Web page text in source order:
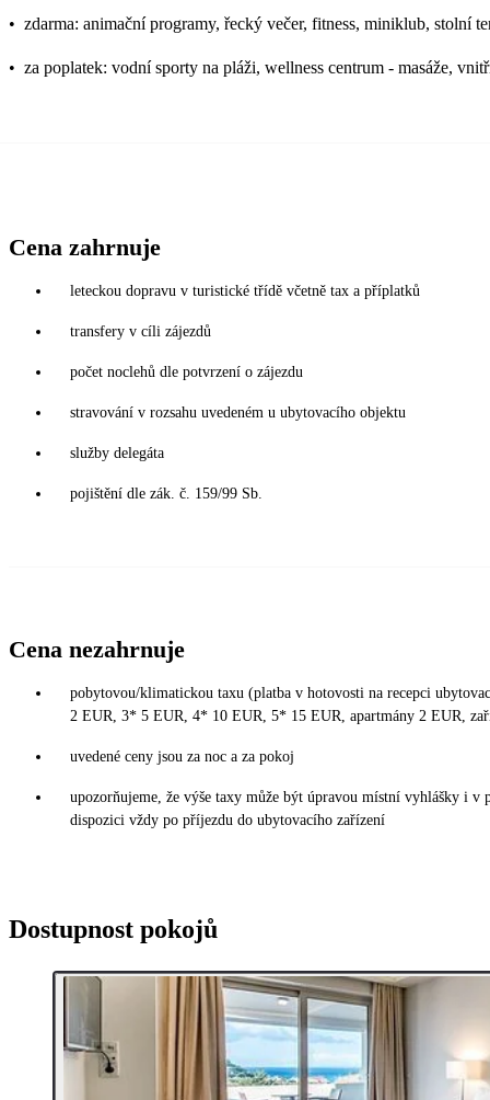
• zdarma: animační programy, řecký večer, fitness, miniklub, stolní
• za poplatek: vodní sporty na pláži, wellness centrum - masáže,
Cena zahrnuje
leteckou dopravu v turistické třídě včetně tax a příplatků
transfery v cíli zájezdů
počet noclehů dle potvrzení o zájezdu
stravování v rozsahu uvedeném u ubytovacího objektu
služby delegáta
pojištění dle zák. č. 159/99 Sb.
Cena nezahrnuje
pobytovou/klimatickou taxu (platba v hotovosti na recepci
2 EUR, 3* 5 EUR, 4* 10 EUR, 5* 15 EUR, apartmány 2 EUR,
uvedené ceny jsou za noc a za pokoj
upozorňujeme, že výše taxy může být úpravou místní vyhlášky i
dispozici vždy po příjezdu do ubytovacího zařízení
Dostupnost pokojů